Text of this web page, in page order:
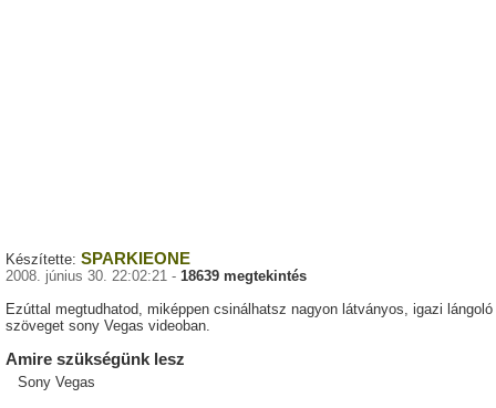
Készítette: SPARKIEONE
2008. június 30. 22:02:21 - 18639 megtekintés
Ezúttal megtudhatod, miképpen csinálhatsz nagyon látványos, igazi lángoló
szöveget sony Vegas videoban.
Amire szükségünk lesz
Sony Vegas